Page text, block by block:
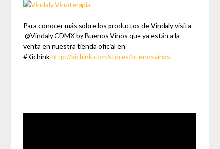
Para conocer más sobre los productos de Vindaly visita
@Vindaly CDMX by Buenos Vinos que ya están a la
venta en nuestra tienda oficial en
#Kichinkhttp://kichink.com/stores/buenosvinos